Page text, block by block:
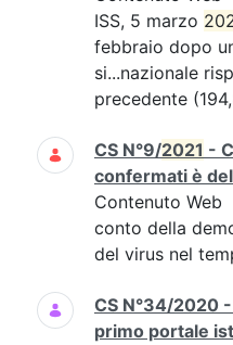
ISS, 5 marzo
febbraio dopo
si...nazionale
precedente
CS N°9/2021 -
confermati è
Contenuto Web
conto della
del virus nel
CS N°34/2020
primo portale